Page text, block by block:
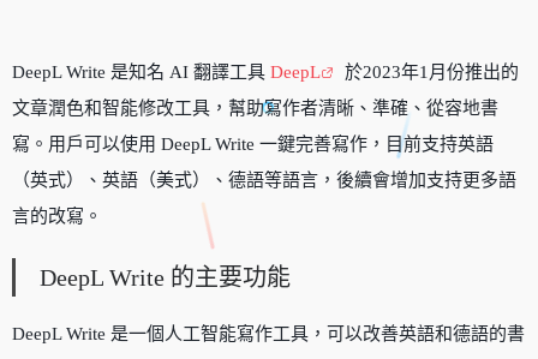
DeepL Write 是知名 AI 翻譯工具 DeepL
於2023年1月份推出的
文章潤色和智能修改工具，幫助寫作者清晰、準確、從容地書
寫。用戶可以使用 DeepL Write 一鍵完善寫作，目前支持英語
（英式）、英語（美式）、德語等語言，後續會增加支持更多語
言的改寫。
DeepL Write 的主要功能
DeepL Write 是一個人工智能寫作工具，可以改善英語和德語的書